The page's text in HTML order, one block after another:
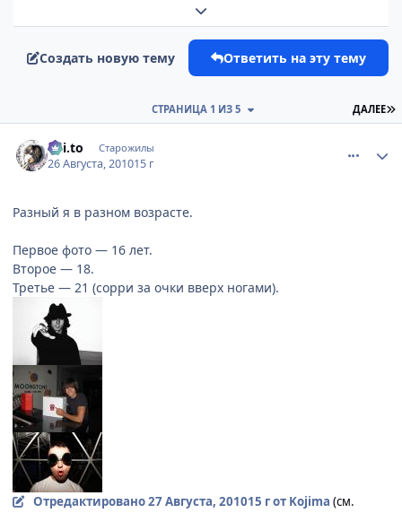
Развернуть обзор темы
Создать новую тему Ответить на эту тему
ДАЛЕЕ
СТРАНИЦА 1 ИЗ 5
Kai.to Старожилы
26 Августа, 201015 г
Разный я в разном возрасте.
Первое фото — 16 лет.
Второе — 18.
Третье — 21 (сорри за очки вверх ногами).
Отредактировано27 Августа, 201015 гот Kojima (см.